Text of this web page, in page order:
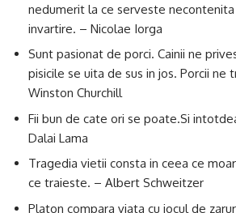
nedumerit la ce serveste necontenita
invartire. – Nicolae Iorga
Sunt pasionat de porci. Cainii ne
pisicile se uita de sus in jos. Porcii ne
Winston Churchill
Fii bun de cate ori se poate.Si
Dalai Lama
Tragedia vietii consta in ceea ce
ce traieste. – Albert Schweitzer
Platon compara viata cu jocul de